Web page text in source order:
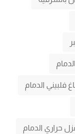
فلبيني الدمام
حراري الدمام